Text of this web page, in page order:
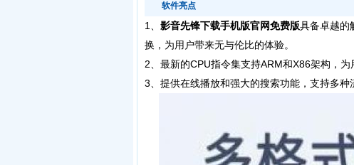
软件亮点
1、 影音先锋下载手机版官网免费版具备卓越的
换，为用户带来无与伦比的体验。
2、最新的CPU指令集支持ARM和X86架构，为
3、提供在线播放和强大的搜索功能，支持多种